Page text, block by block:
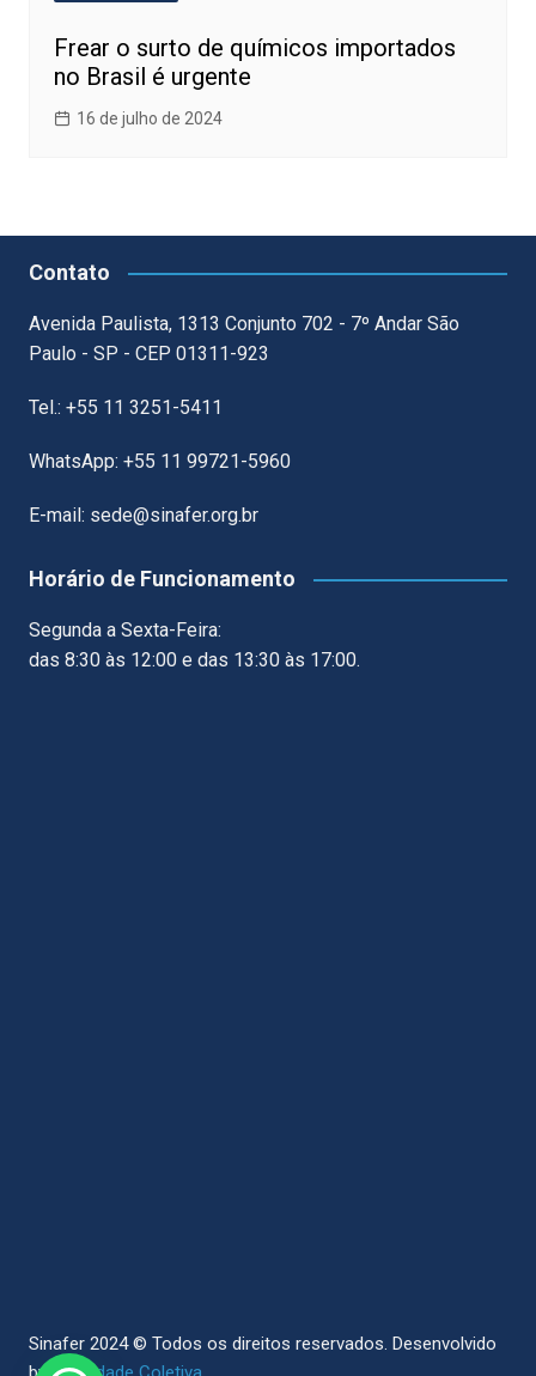
Frear o surto de químicos importados
no Brasil é urgente
16 de julho de 2024
Contato
Avenida Paulista, 1313 Conjunto 702 - 7º Andar São
Paulo - SP - CEP 01311-923
Tel.: +55 11 3251-5411
WhatsApp: +55 11 99721-5960
E-mail: sede@sinafer.org.br
Horário de Funcionamento
Segunda a Sexta-Feira:
das 8:30 às 12:00 e das 13:30 às 17:00.
Sinafer 2024 © Todos os direitos reservados. Desenvolvido